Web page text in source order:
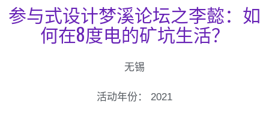
参与式设计梦溪论坛之李懿：如
何在8度电的矿坑生活？
无锡
活动年份： 2021